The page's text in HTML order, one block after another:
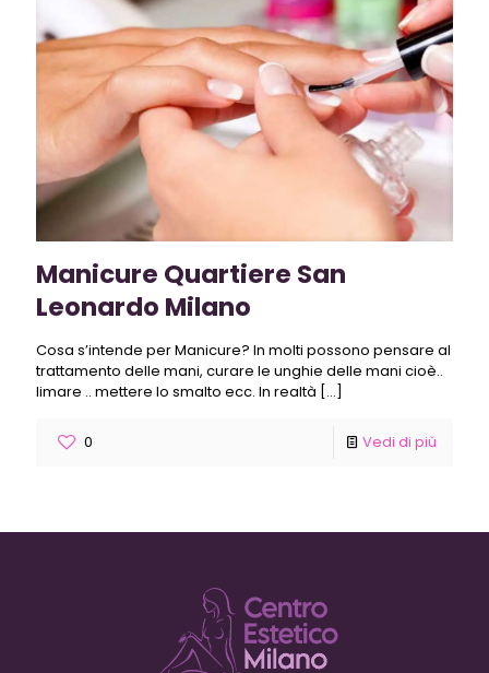
Manicure Quartiere San
Leonardo Milano
Cosa s’intende per Manicure? In molti possono pensare al
trattamento delle mani, curare le unghie delle mani cioè..
limare .. mettere lo smalto ecc. In realtà […]
0 Vedi di più